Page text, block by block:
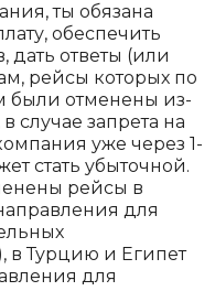
ты обязана
обеспечить
дать ответы (или
рейсы которых по
были отменены из-
случае запрета на
уже через 1-
стать убыточной.
рейсы в
для
в Турцию и Египет
для